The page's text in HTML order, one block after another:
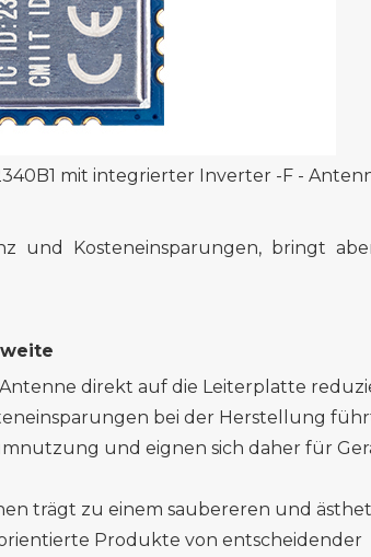
mit integrierter Inverter -F -
und Kosteneinsparungen, bringt
direkt auf die Leiterplatte
bei der Herstellung
und eignen sich daher für
trägt zu einem saubereren und
Produkte von entscheidender